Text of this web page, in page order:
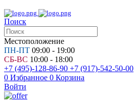
Поиск
Местоположение
ПН-ПТ 09:00 - 19:00
СБ-ВС 10:00 - 18:00
+7 (495)-128-86-90 +7 (917)-542-50-00
0 Избранное 0 Корзина
Войти